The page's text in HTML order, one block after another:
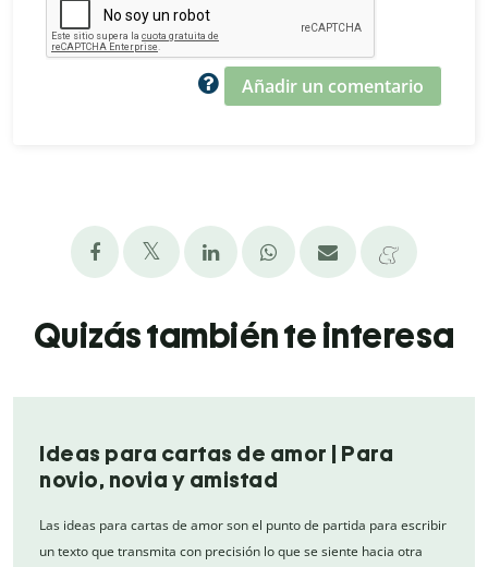
Añadir un comentario
Quizás también te interesa
Ideas para cartas de amor | Para
novio, novia y amistad
Las ideas para cartas de amor son el punto de partida para escribir
un texto que transmita con precisión lo que se siente hacia otra